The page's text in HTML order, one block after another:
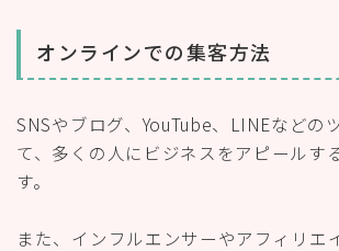
オンラインでの集客方法
SNSやブログ、YouTube、LINEなどの
て、多くの人にビジネスをアピールす
す。
また、インフルエンサーやアフィリエ